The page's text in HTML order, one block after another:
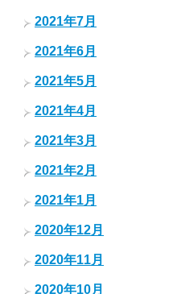
2021年7月
2021年6月
2021年5月
2021年4月
2021年3月
2021年2月
2021年1月
2020年12月
2020年11月
2020年10月